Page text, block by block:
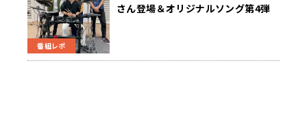
番組レポ
さん登場＆オリジナルソング第4弾